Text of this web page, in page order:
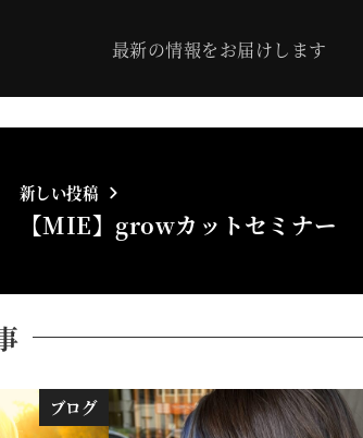
最新の情報をお届けします
新しい投稿
【MIE】growカットセミナー
ブログ